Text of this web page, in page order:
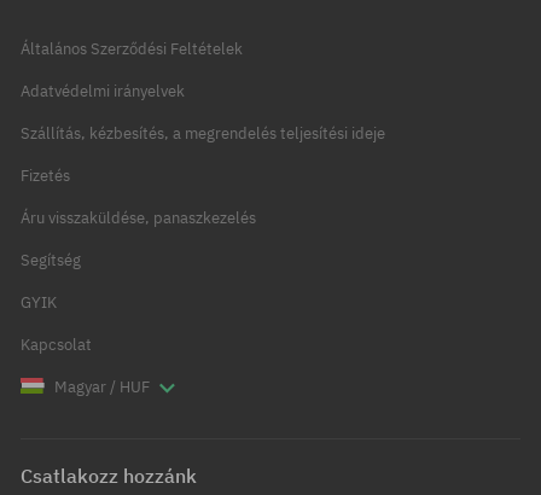
Általános Szerződési Feltételek
Adatvédelmi irányelvek
Szállítás, kézbesítés, a megrendelés teljesítési ideje
Fizetés
Áru visszaküldése, panaszkezelés
Segítség
GYIK
Kapcsolat
Magyar / HUF
Csatlakozz hozzánk